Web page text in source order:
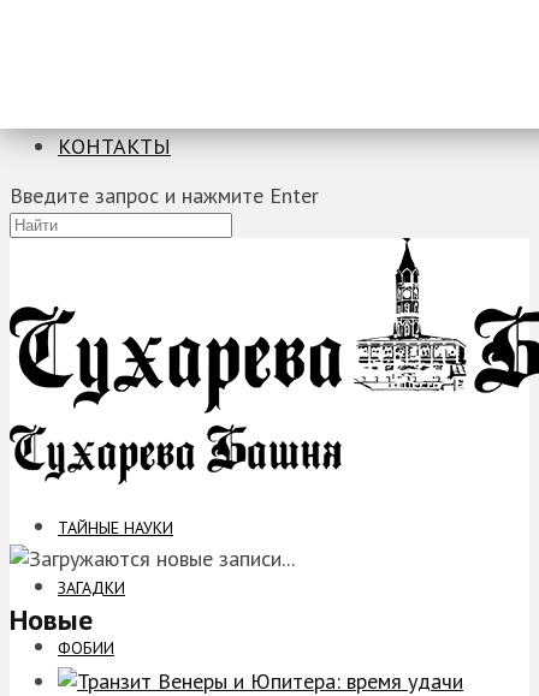
КОНТАКТЫ
Введите запрос и нажмите Enter
ТАЙНЫЕ НАУКИ
ЗАГАДКИ
ФОБИИ
Новые